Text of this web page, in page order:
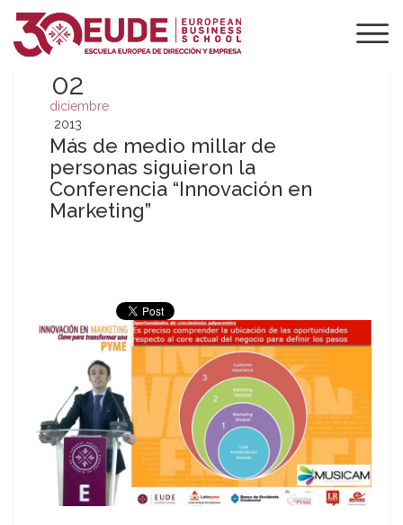
02
diciembre
2013
Más de medio millar de
personas siguieron la
Conferencia “Innovación en
Marketing”